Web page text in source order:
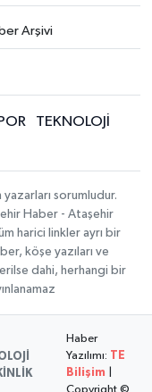
Arşivi
TEKNOLOJİ
sorumludur.
Haber - Ataşehir
harici linkler ayrı bir
köşe yazıları ve
dahi, herhangi bir
Haber
Yazılımı: TE
Bilişim